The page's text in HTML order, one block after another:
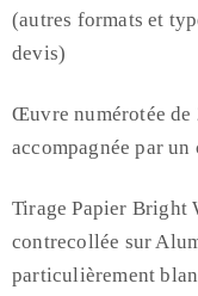
(autres formats et
devis)
Œuvre numérotée de
accompagnée par
Tirage Papier Bright
contrecollée sur
particulièrement